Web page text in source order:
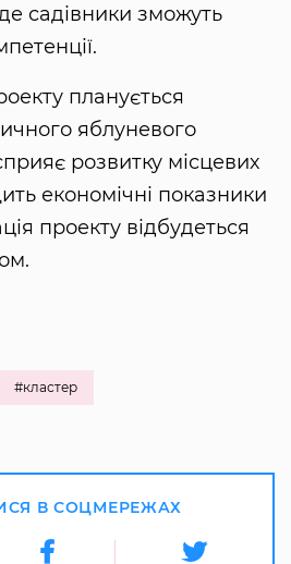
садівники зможуть
планується
яблуневого
розвитку місцевих
економічні показники
проекту відбудеться
#кластер
В СОЦМЕРЕЖАХ